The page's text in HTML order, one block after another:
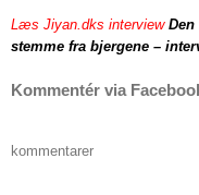
Læs Jiyan.dks interview Den
stemme fra bjergene –
Kommentér via
kommentarer